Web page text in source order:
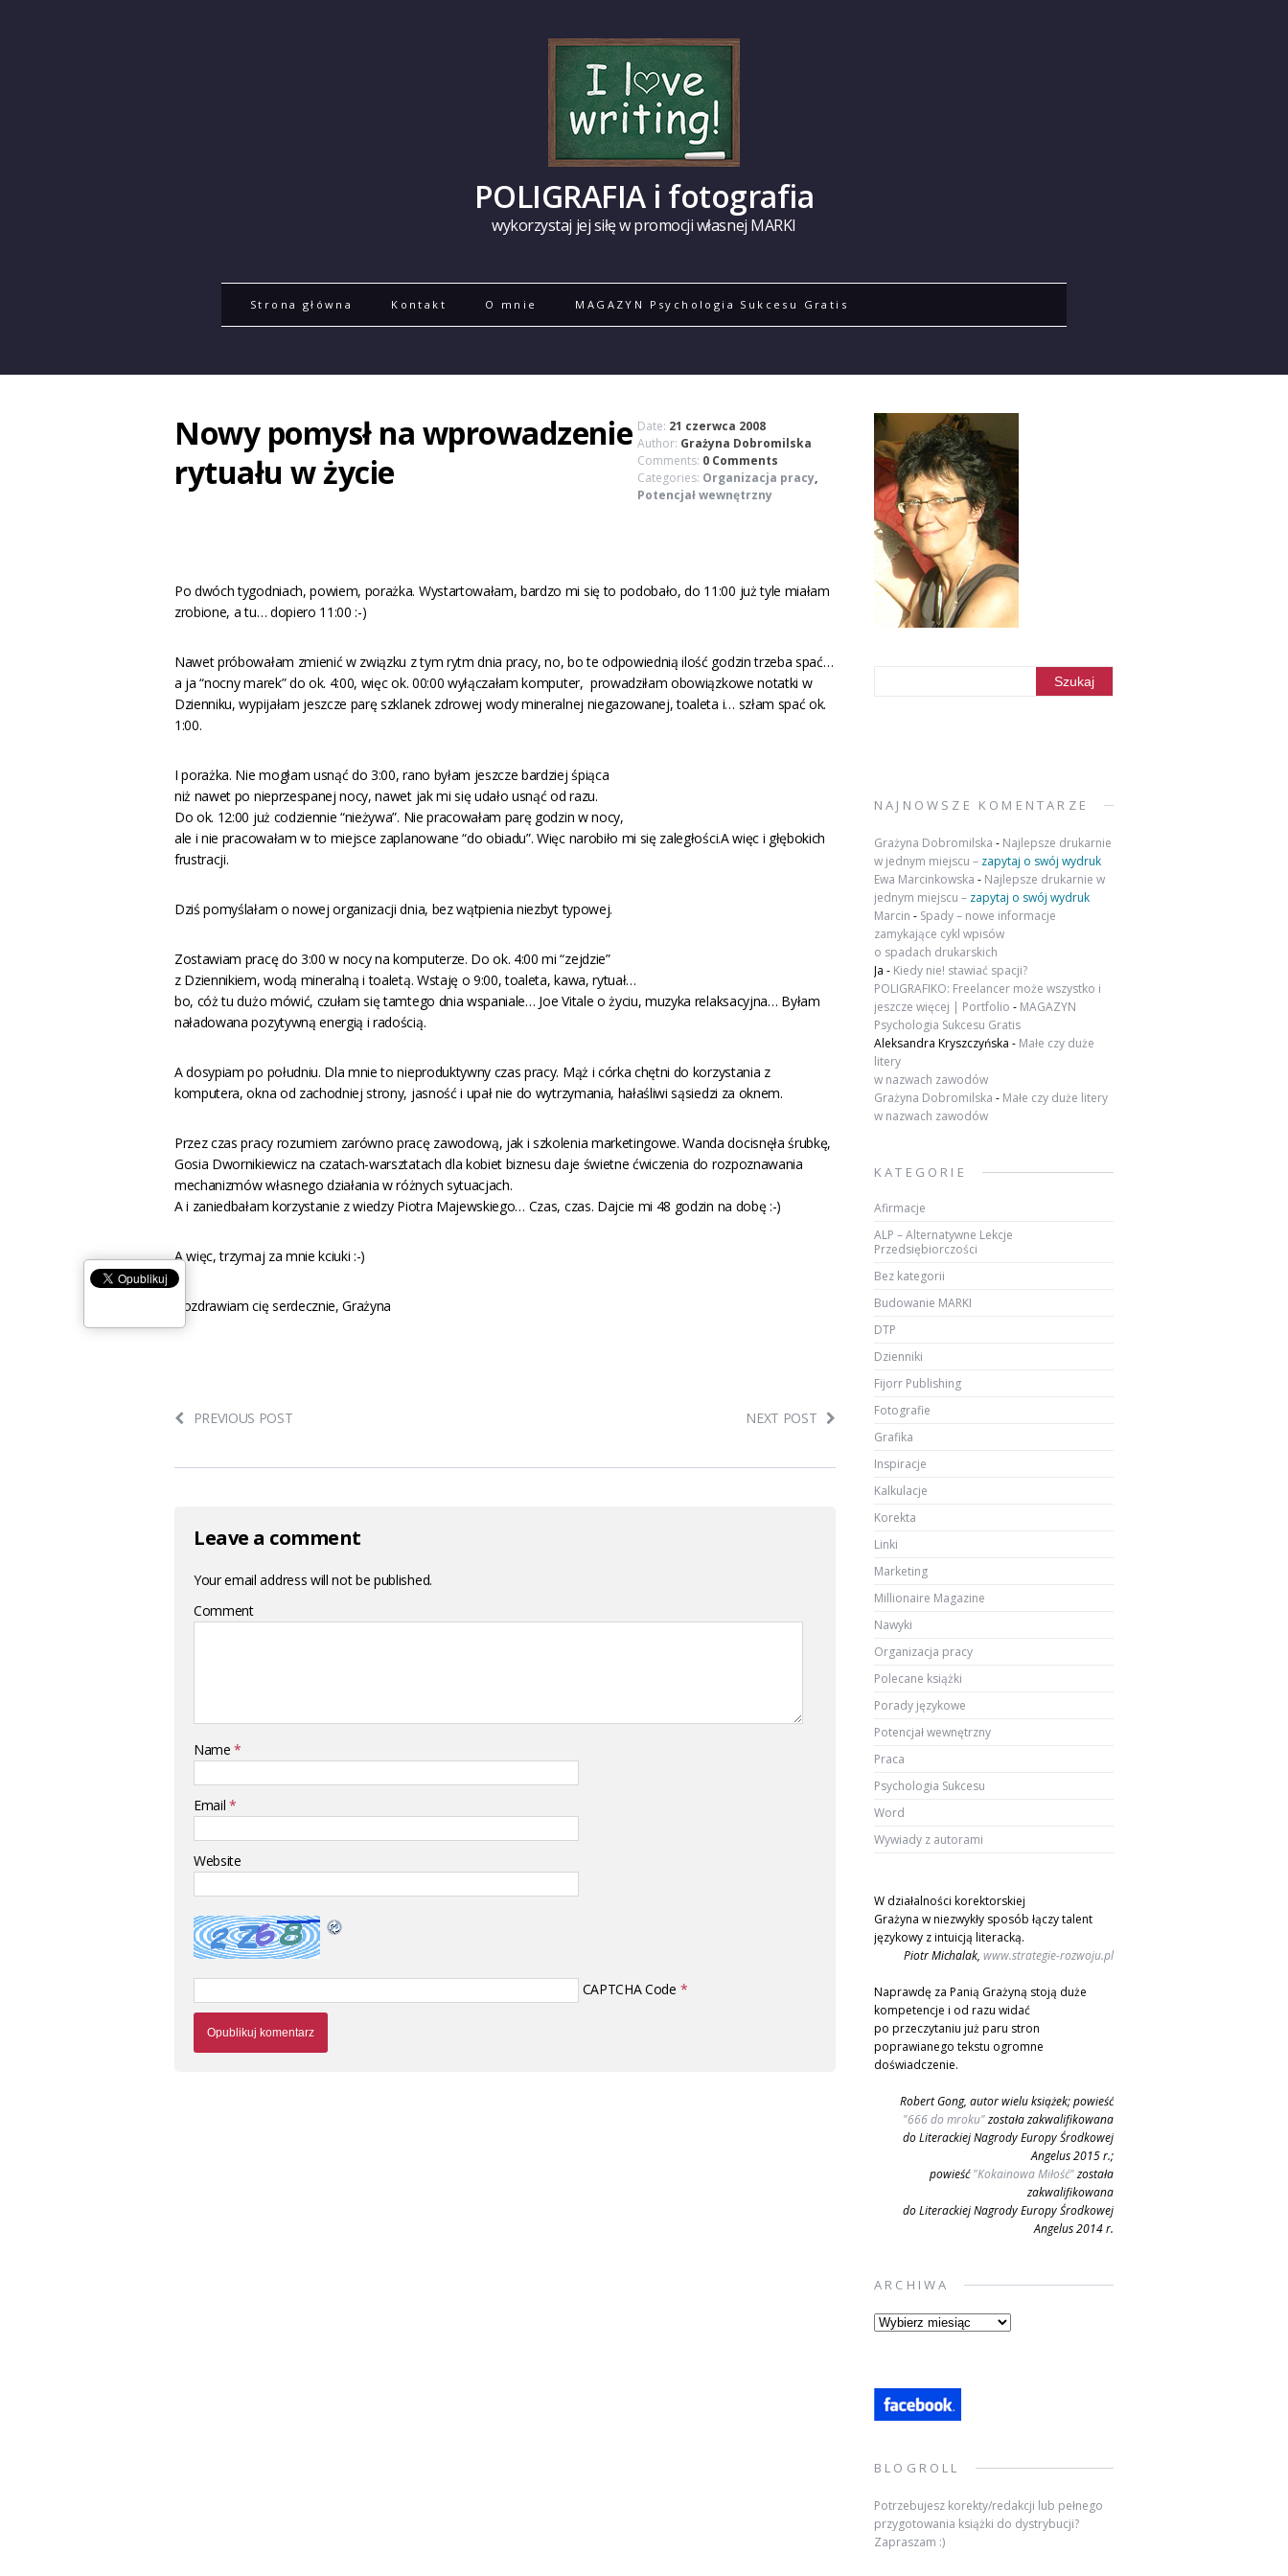
POLIGRAFIA i fotografia
wykorzystaj jej siłę w promocji własnej MARKI
Strona główna Kontakt O mnie MAGAZYN Psychologia Sukcesu Gratis
Nowy pomysł na wprowadzenie
rytuału w życie
Date: 21 czerwca 2008
Author: Grażyna Dobromilska
Comments: 0 Comments
Categories: Organizacja pracy,
Potencjał wewnętrzny
Po dwóch tygodniach, powiem, porażka. Wystartowałam, bardzo mi się to podobało, do 11:00 już tyle miałam
zrobione, a tu… dopiero 11:00 :-)
Nawet próbowałam zmienić w związku z tym rytm dnia pracy, no, bo te odpowiednią ilość godzin trzeba spać…
a ja “nocny marek” do ok. 4:00, więc ok. 00:00 wyłączałam komputer, prowadziłam obowiązkowe notatki w
Dzienniku, wypijałam jeszcze parę szklanek zdrowej wody mineralnej niegazowanej, toaleta i… szłam spać ok.
1:00.
I porażka. Nie mogłam usnąć do 3:00, rano byłam jeszcze bardziej śpiąca
niż nawet po nieprzespanej nocy, nawet jak mi się udało usnąć od razu.
Do ok. 12:00 już codziennie “nieżywa”. Nie pracowałam parę godzin w nocy,
ale i nie pracowałam w to miejsce zaplanowane “do obiadu”. Więc narobiło mi się zaległości.A więc i głębokich
frustracji.
Dziś pomyślałam o nowej organizacji dnia, bez wątpienia niezbyt typowej.
Zostawiam pracę do 3:00 w nocy na komputerze. Do ok. 4:00 mi “zejdzie”
z Dziennikiem, wodą mineralną i toaletą. Wstaję o 9:00, toaleta, kawa, rytuał…
bo, cóż tu dużo mówić, czułam się tamtego dnia wspaniale… Joe Vitale o życiu, muzyka relaksacyjna… Byłam
naładowana pozytywną energią i radością.
A dosypiam po południu. Dla mnie to nieproduktywny czas pracy. Mąż i córka chętni do korzystania z
komputera, okna od zachodniej strony, jasność i upał nie do wytrzymania, hałaśliwi sąsiedzi za oknem.
Przez czas pracy rozumiem zarówno pracę zawodową, jak i szkolenia marketingowe. Wanda docisnęła śrubkę,
Gosia Dwornikiewicz na czatach-warsztatach dla kobiet biznesu daje świetne ćwiczenia do rozpoznawania
mechanizmów własnego działania w różnych sytuacjach.
A i zaniedbałam korzystanie z wiedzy Piotra Majewskiego… Czas, czas. Dajcie mi 48 godzin na dobę :-)
A więc, trzymaj za mnie kciuki :-)
Pozdrawiam cię serdecznie, Grażyna
PREVIOUS POST NEXT POST
Leave a comment
Your email address will not be published.
Comment
Name*
Email*
Website
CAPTCHA Code *
NAJNOWSZE KOMENTARZE
Grażyna Dobromilska - Najlepsze drukarnie
w jednym miejscu – zapytaj o swój wydruk
Ewa Marcinkowska - Najlepsze drukarnie w
jednym miejscu – zapytaj o swój wydruk
Marcin - Spady – nowe informacje
zamykające cykl wpisów
o spadach drukarskich
Ja - Kiedy nie! stawiać spacji?
POLIGRAFIKO: Freelancer może wszystko i
jeszcze więcej | Portfolio - MAGAZYN
Psychologia Sukcesu Gratis
Aleksandra Kryszczyńska - Małe czy duże
litery
w nazwach zawodów
Grażyna Dobromilska - Małe czy duże litery
w nazwach zawodów
KATEGORIE
Afirmacje
ALP – Alternatywne Lekcje
Przedsiębiorczości
Bez kategorii
Budowanie MARKI
DTP
Dzienniki
Fijorr Publishing
Fotografie
Grafika
Inspiracje
Kalkulacje
Korekta
Linki
Marketing
Millionaire Magazine
Nawyki
Organizacja pracy
Polecane książki
Porady językowe
Potencjał wewnętrzny
Praca
Psychologia Sukcesu
Word
Wywiady z autorami
W działalności korektorskiej
Grażyna w niezwykły sposób łączy talent
językowy z intuicją literacką.
Piotr Michalak, www.strategie-rozwoju.pl
Naprawdę za Panią Grażyną stoją duże
kompetencje i od razu widać
po przeczytaniu już paru stron
poprawianego tekstu ogromne
doświadczenie.
Robert Gong, autor wielu książek; powieść
"666 do mroku"została zakwalifikowana
do Literackiej Nagrody Europy Środkowej
Angelus 2015 r.;
powieść"Kokainowa Miłość"została
zakwalifikowana
do Literackiej Nagrody Europy Środkowej
Angelus 2014 r.
ARCHIWA
Archiwa
BLOGROLL
Potrzebujesz korekty/redakcji lub pełnego
przygotowania książki do dystrybucji?
Zapraszam :)